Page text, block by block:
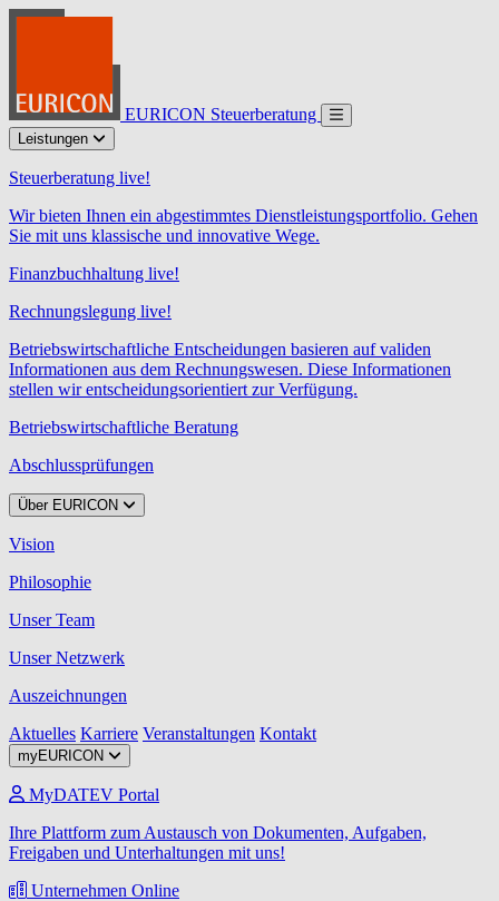
EURICON Steuerberatung
Leistungen
Steuerberatung live!
Wir bieten Ihnen ein abgestimmtes Dienstleistungsportfolio. Gehen
Sie mit uns klassische und innovative Wege.
Finanzbuchhaltung live!
Rechnungslegung live!
Betriebswirtschaftliche Entscheidungen basieren auf validen
Informationen aus dem Rechnungswesen. Diese Informationen
stellen wir entscheidungsorientiert zur Verfügung.
Betriebswirtschaftliche Beratung
Abschlussprüfungen
Über EURICON
Vision
Philosophie
Unser Team
Unser Netzwerk
Auszeichnungen
Aktuelles Karriere Veranstaltungen Kontakt
myEURICON
MyDATEV Portal
Ihre Plattform zum Austausch von Dokumenten, Aufgaben,
Freigaben und Unterhaltungen mit uns!
Unternehmen Online